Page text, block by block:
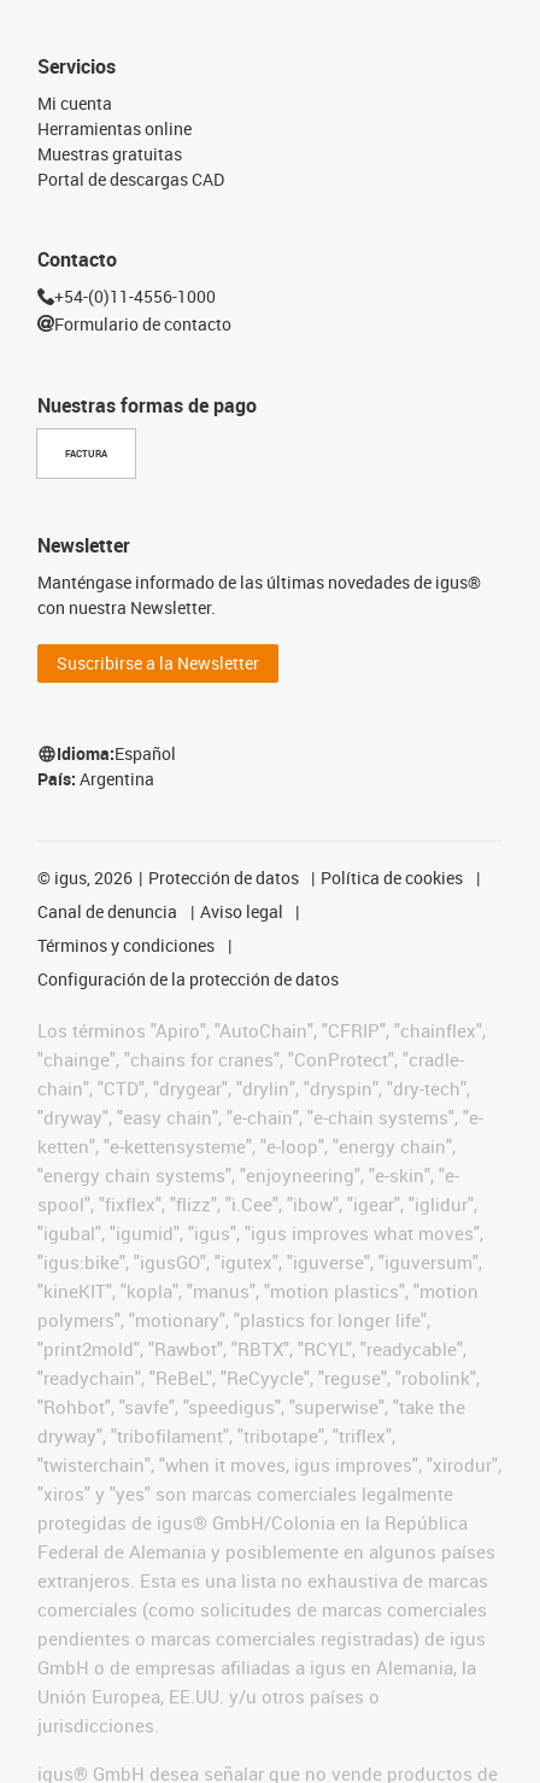
Nuestras formas de pago
FACTURA
Servicios
Mi cuenta
Herramientas online
Muestras gratuitas
Portal de descargas CAD
Contacto
+54-(0)11-4556-1000
Formulario de contacto
Newsletter
Manténgase informado de las últimas novedades de igus®
con nuestra Newsletter.
Suscribirse a la Newsletter
Idioma:Español
País: Argentina
© igus, 2026 Protección de datos
Política de cookies
Canal de denuncia
Aviso legal
Términos y condiciones
Configuración de la protección de datos
Los términos "Apiro", "AutoChain", "CFRIP", "chainflex",
"chainge", "chains for cranes", "ConProtect", "cradle-
chain", "CTD", "drygear", "drylin", "dryspin", "dry-tech",
"dryway", "easy chain", "e-chain", "e-chain systems", "e-
ketten", "e-kettensysteme", "e-loop", "energy chain",
"energy chain systems", "enjoyneering", "e-skin", "e-
spool", "fixflex", "flizz", "i.Cee", "ibow", "igear", "iglidur",
"igubal", "igumid", "igus", "igus improves what moves",
"igus:bike", "igusGO", "igutex", "iguverse", "iguversum",
"kineKIT", "kopla", "manus", "motion plastics", "motion
polymers", "motionary", "plastics for longer life",
"print2mold", "Rawbot", "RBTX", "RCYL", "readycable",
"readychain", "ReBeL", "ReCyycle", "reguse", "robolink",
"Rohbot", "savfe", "speedigus", "superwise", "take the
dryway", "tribofilament", "tribotape", "triflex",
"twisterchain", "when it moves, igus improves", "xirodur",
"xiros" y "yes" son marcas comerciales legalmente
protegidas de igus® GmbH/Colonia en la República
Federal de Alemania y posiblemente en algunos países
extranjeros. Esta es una lista no exhaustiva de marcas
comerciales (como solicitudes de marcas comerciales
pendientes o marcas comerciales registradas) de igus
GmbH o de empresas afiliadas a igus en Alemania, la
Unión Europea, EE.UU. y/u otros países o
jurisdicciones.
igus® GmbH desea señalar que no vende productos de